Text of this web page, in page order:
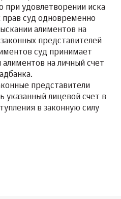
при удовлетворении иска
суд одновременно
алиментов на
представителей
суд принимает
на личный счет
представители
указанный лицевой счет в
в законную силу